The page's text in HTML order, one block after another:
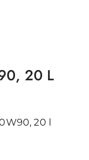
20 L
20 l